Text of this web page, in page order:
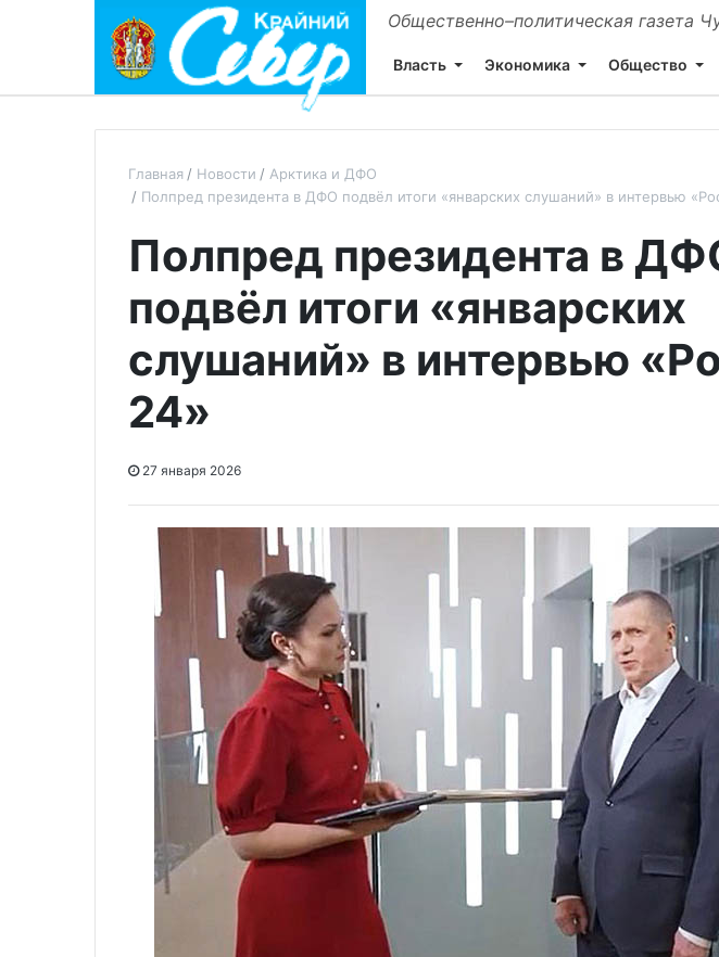
Общественно–политическая газета
Власть Экономика Общество
Главная Новости
Арктика и ДФО
Полпред президента в ДФО подвёл итоги «январских слушаний» в интервью
Полпред президента в
подвёл итоги «январских
слушаний» в интервью
24»
27 января 2026